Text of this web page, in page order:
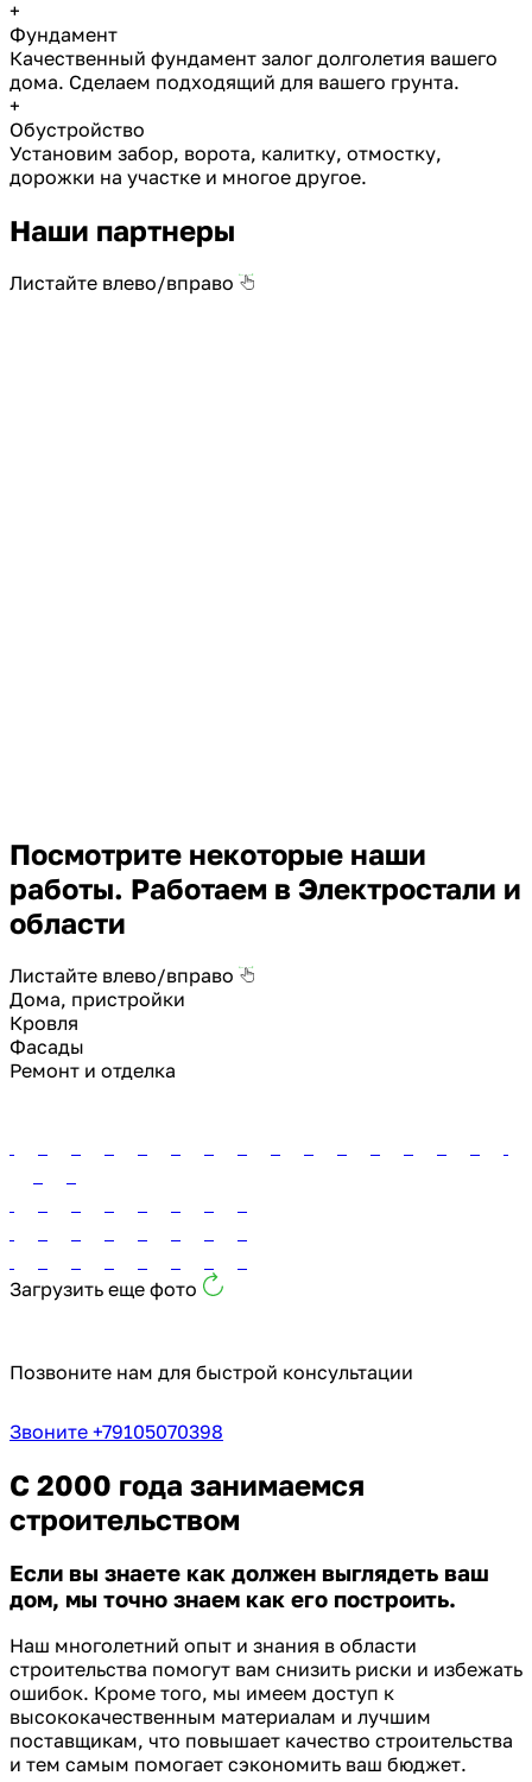
+
Фундамент
Качественный фундамент залог долголетия вашего
дома. Сделаем подходящий для вашего грунта.
+
Обустройство
Установим забор, ворота, калитку, отмостку,
дорожки на участке и многое другое.
Наши партнеры
Листайте влево/вправо
Посмотрите некоторые наши
работы. Работаем в Электростали и
области
Листайте влево/вправо
Дома, пристройки
Кровля
Фасады
Ремонт и отделка
Загрузить еще фото
Позвоните нам для быстрой консультации
Звоните +79105070398
С 2000 года занимаемся
строительством
Если вы знаете как должен выглядеть ваш
дом, мы точно знаем как его построить.
Наш многолетний опыт и знания в области
строительства помогут вам снизить риски и избежать
ошибок. Кроме того, мы имеем доступ к
высококачественным материалам и лучшим
поставщикам, что повышает качество строительства
и тем самым помогает сэкономить ваш бюджет.